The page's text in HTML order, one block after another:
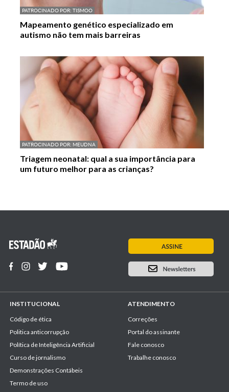
PATROCINADO POR: TISMOO
Mapeamento genético especializado em
autismo não tem mais barreiras
PATROCINADO POR: MEUDNA
Triagem neonatal: qual a sua importância para
um futuro melhor para as crianças?
INSTITUCIONAL
Código de ética
Politica anticorrupção
Política de Inteligência Artificial
Curso de jornalismo
Demonstrações Contábeis
Termo de uso
ATENDIMENTO
Correções
Portal do assinante
Fale conosco
Trabalhe conosco